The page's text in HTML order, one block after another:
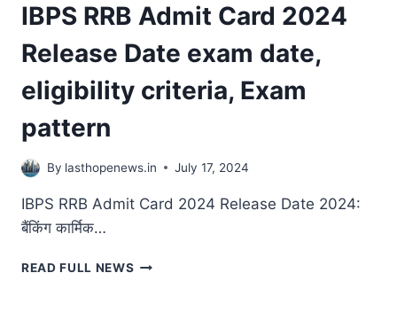
DETAILS,
EXAM
DATE,
ELIGIBILITY
CRITERIA,DEPARTMENT
WISE
IBPS RRB Admit Card 2024
Release Date exam date,
eligibility criteria, Exam
pattern
By lasthopenews.in July 17, 2024
IBPS RRB Admit Card 2024 Release Date 2024:
बैंकिंग कार्मिक…
READ FULL NEWS IBPS